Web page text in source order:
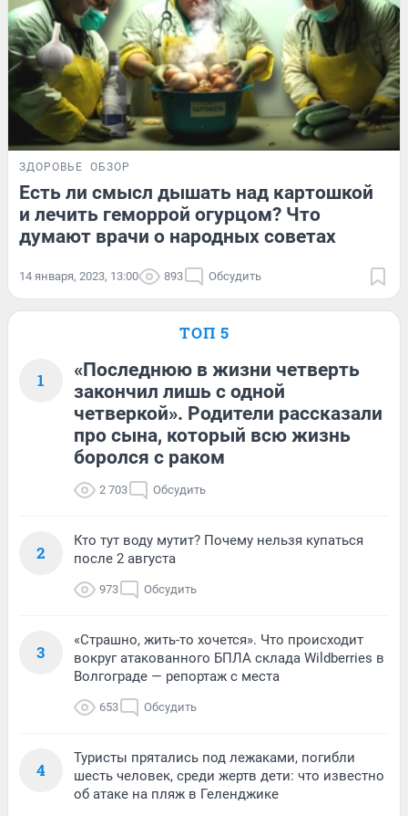
ЗДОРОВЬЕ ОБЗОР
Есть ли смысл дышать над картошкой
и лечить геморрой огурцом? Что
думают врачи о народных советах
14 января, 2023, 13:00 893 Обсудить
ТОП 5
1
«Последнюю в жизни четверть
закончил лишь с одной
четверкой». Родители рассказали
про сына, который всю жизнь
боролся с раком
2 703 Обсудить
2
Кто тут воду мутит? Почему нельзя купаться
после 2 августа
973 Обсудить
3
«Страшно, жить-то хочется». Что происходит
вокруг атакованного БПЛА склада Wildberries в
Волгограде — репортаж с места
653 Обсудить
4
Туристы прятались под лежаками, погибли
шесть человек, среди жертв дети: что известно
об атаке на пляж в Геленджике